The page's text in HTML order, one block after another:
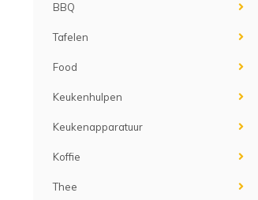
BBQ
Tafelen
Food
Keukenhulpen
Keukenapparatuur
Koffie
Thee